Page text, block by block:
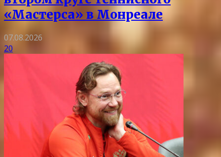
«Мастерса» в Монреале
07.08.2026
20